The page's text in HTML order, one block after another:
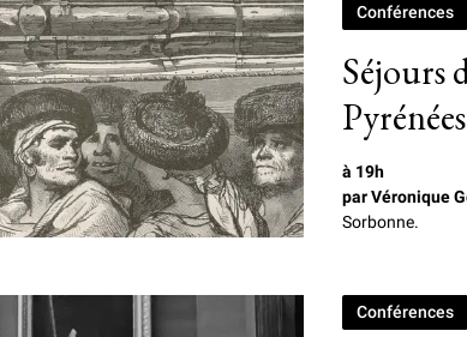
Séjours
Conférences
à 19h
par Véronique
Sorbonne.
Conférences